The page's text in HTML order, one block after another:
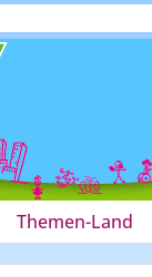
Themen-Land